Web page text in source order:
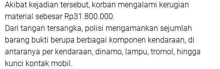
Akibat kejadian tersebut, korban mengalami kerugian
material sebesar Rp31.800.000.
Dari tangan tersangka, polisi mengamankan sejumlah
barang bukti berupa berbagai komponen kendaraan, di
antaranya per kendaraan, dinamo, lampu, tromol, hingga
kunci kontak mobil.